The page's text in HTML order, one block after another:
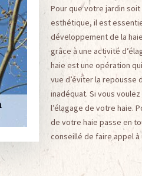
Pour que votre jardin
esthétique, il est
développement de la
grâce à une activité
haie est une opération
vue d’éviter la repousse
inadéquat. Si vous
l’élagage de votre haie.
de votre haie passe en
conseillé de faire appel à